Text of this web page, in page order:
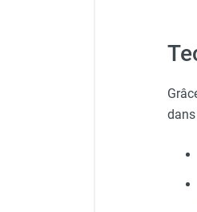
Chauffage
Chauffage
Chauffage
Chauffage
Chauffage FARM
Chauffage
dans